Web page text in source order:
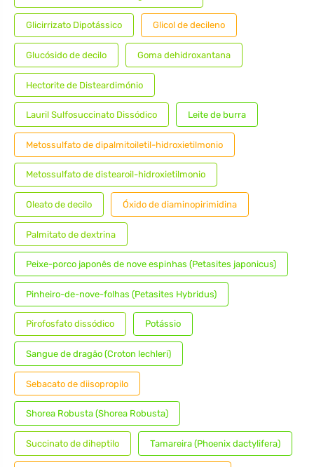
Glicirrizato Dipotássico Glicol de decileno
Glucósido de decilo Goma dehidroxantana
Hectorite de Disteardimónio
Lauril Sulfosuccinato Dissódico Leite de burra
Metossulfato de dipalmitoiletil-hidroxietilmonio
Metossulfato de distearoil-hidroxietilmonio
Oleato de decilo Óxido de diaminopirimidina
Palmitato de dextrina
Peixe-porco japonês de nove espinhas (Petasites japonicus)
Pinheiro-de-nove-folhas (Petasites Hybridus)
Pirofosfato dissódico Potássio
Sangue de dragão (Croton lechleri)
Sebacato de diisopropilo
Shorea Robusta (Shorea Robusta)
Succinato de diheptilo Tamareira (Phoenix dactylifera)